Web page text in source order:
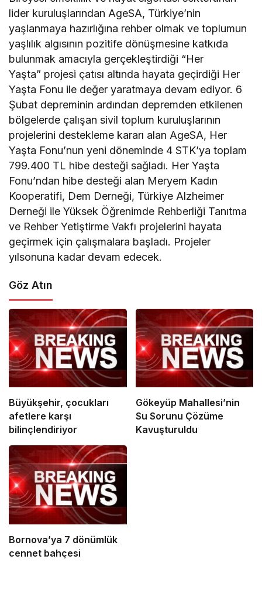
lider kuruluşlarından AgeSA, Türkiye’nin
yaşlanmaya hazırlığına rehber olmak ve toplumun
yaşlılık algısının pozitife dönüşmesine katkıda
bulunmak amacıyla gerçekleştirdiği “Her
Yaşta” projesi çatısı altında hayata geçirdiği Her
Yaşta Fonu ile değer yaratmaya devam ediyor. 6
Şubat depreminin ardından depremden etkilenen
bölgelerde çalışan sivil toplum kuruluşlarının
projelerini destekleme kararı alan AgeSA, Her
Yaşta Fonu’nun yeni döneminde 4 STK’ya toplam
799.400 TL hibe desteği sağladı. Her Yaşta
Fonu’ndan hibe desteği alan Meryem Kadın
Kooperatifi, Dem Derneği, Türkiye Alzheimer
Derneği ile Yüksek Öğrenimde Rehberliği Tanıtma
ve Rehber Yetiştirme Vakfı projelerini hayata
geçirmek için çalışmalara başladı. Projeler
yılsonuna kadar devam edecek.
Göz Atın
Büyükşehir, çocukları
afetlere karşı
bilinçlendiriyor
Gökeyüp Mahallesi’nin
Su Sorunu Çözüme
Kavuşturuldu
Bornova’ya 7 dönümlük
cennet bahçesi